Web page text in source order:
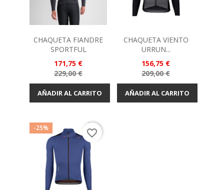
CHAQUETA FIANDRE
SPORTFUL
Precio
171,75 €
Precio
base
229,00 €
AÑADIR AL CARRITO
CHAQUETA VIENTO
URRUN...
Precio
156,75 €
Precio
base
209,00 €
AÑADIR AL CARRITO
-25% favorite_border